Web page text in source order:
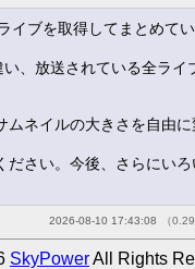
イブを取得してまとめて
、放送されている全ライ
ムネイルの大きさを自由
ださい。今後、さらにい
2026-08-10 17:43:08 （
SkyPowerAll Rights